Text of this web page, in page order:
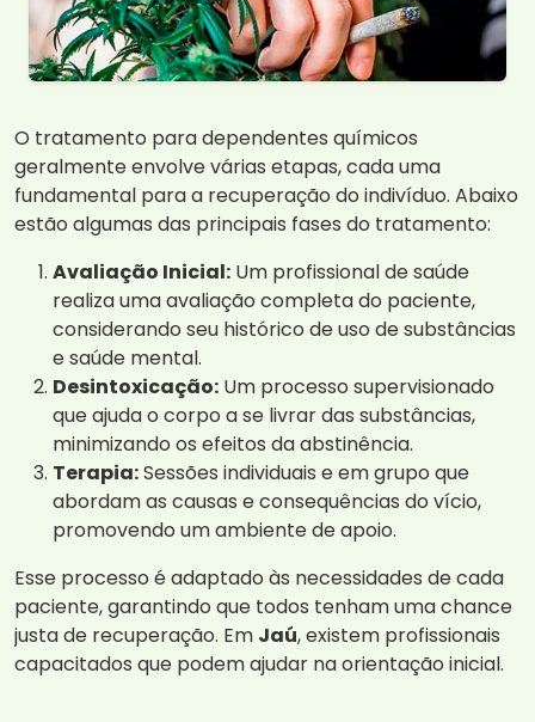
O tratamento para dependentes químicos
geralmente envolve várias etapas, cada uma
fundamental para a recuperação do indivíduo. Abaixo
estão algumas das principais fases do tratamento:
Avaliação Inicial: Um profissional de saúde
realiza uma avaliação completa do paciente,
considerando seu histórico de uso de substâncias
e saúde mental.
Desintoxicação: Um processo supervisionado
que ajuda o corpo a se livrar das substâncias,
minimizando os efeitos da abstinência.
Terapia:Sessões individuais e em grupo que
abordam as causas e consequências do vício,
promovendo um ambiente de apoio.
Esse processo é adaptado às necessidades de cada
paciente, garantindo que todos tenham uma chance
justa de recuperação. Em Jaú, existem profissionais
capacitados que podem ajudar na orientação inicial.